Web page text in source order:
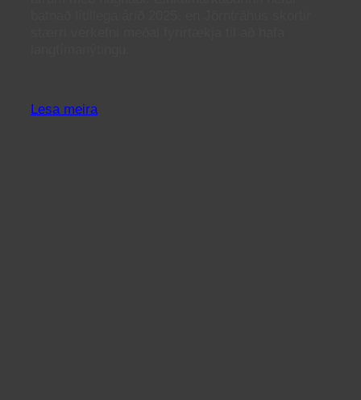
Lesa meira